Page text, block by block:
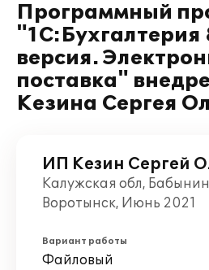
Программный
"1С:Бухгалтерия
версия.
поставка"
Кезина Сергея
ИП Кезин Сергей
Калужская обл,
Воротынск, Июнь 2021
Вариант работы
Файловый